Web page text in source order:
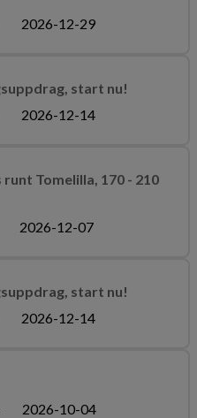
2026-12-29
start nu!
2026-12-14
Tomelilla, 170 - 210
2026-12-07
start nu!
2026-12-14
2026-10-04